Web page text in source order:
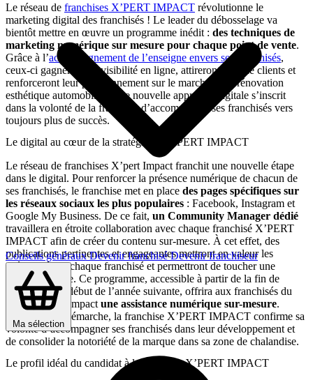
Conseils générauxDevenir franchiséDevenir franchiseur
Ma sélection
Le réseau de franchises X’PERT IMPACT révolutionne le
marketing digital des franchisés ! Le leader du débosselage va
bientôt mettre en œuvre un programme inédit : des techniques de
marketing numérique sur mesure pour chaque point de vente.
Grâce à l’accompagnement de l’enseigne envers ses franchisés,
ceux-ci gagneront en visibilité en ligne, attireront plus de clients et
renforceront leur positionnement sur le marché de la rénovation
esthétique automobile. Cette nouvelle approche digitale s’inscrit
dans la volonté de la franchise d’accompagner ses franchisés vers
toujours plus de succès.
Le digital au cœur de la stratégie de X’PERT IMPACT
Le réseau de franchises X’pert Impact franchit une nouvelle étape
dans le digital. Pour renforcer la présence numérique de chacun de
ses franchisés, le franchise met en place des pages spécifiques sur
les réseaux sociaux les plus populaires : Facebook, Instagram et
Google My Business. De ce fait, un Community Manager dédié
travaillera en étroite collaboration avec chaque franchisé X’PERT
IMPACT afin de créer du contenu sur-mesure. À cet effet, des
publications pertinentes et engageantes mettront en valeur les
spécificités de chaque franchisé et permettront de toucher une
audience locale. Ce programme, accessible à partir de la fin de
l’année ou au début de l’année suivante, offrira aux franchisés du
réseau X’pert Impact une assistance numérique sur-mesure.
Grâce à cette démarche, la franchise X’PERT IMPACT confirme sa
volonté d’accompagner ses franchisés dans leur développement et
de consolider la notoriété de la marque dans sa zone de chalandise.
Le profil idéal du candidat à la franchise X’PERT IMPACT